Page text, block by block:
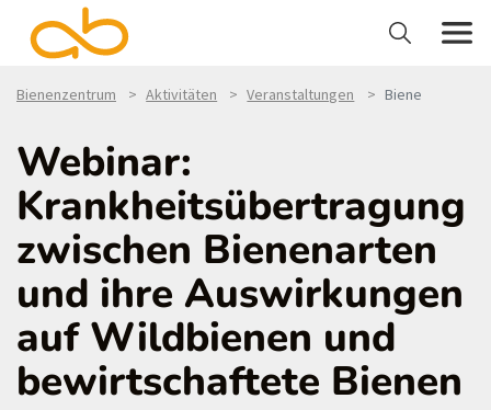
Bienenzentrum Aktivitäten Veranstaltungen Biene
Webinar:
Krankheitsübertragung
zwischen Bienenarten
und ihre Auswirkungen
auf Wildbienen und
bewirtschaftete Bienen